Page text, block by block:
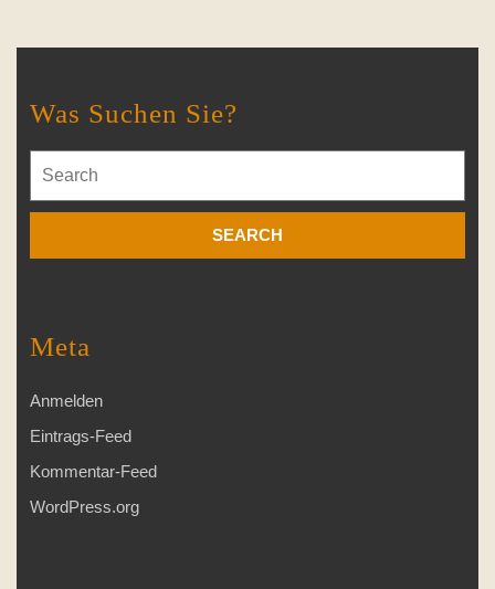
Was Suchen Sie?
for:
Meta
Anmelden
Eintrags-Feed
Kommentar-Feed
WordPress.org